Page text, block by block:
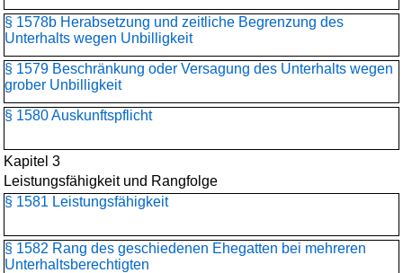
§ 1578b Herabsetzung und zeitliche Begrenzung des
Unterhalts wegen Unbilligkeit
§ 1579 Beschränkung oder Versagung des Unterhalts wegen
grober Unbilligkeit
§ 1580 Auskunftspflicht
Kapitel 3
Leistungsfähigkeit und Rangfolge
§ 1581 Leistungsfähigkeit
§ 1582 Rang des geschiedenen Ehegatten bei mehreren
Unterhaltsberechtigten